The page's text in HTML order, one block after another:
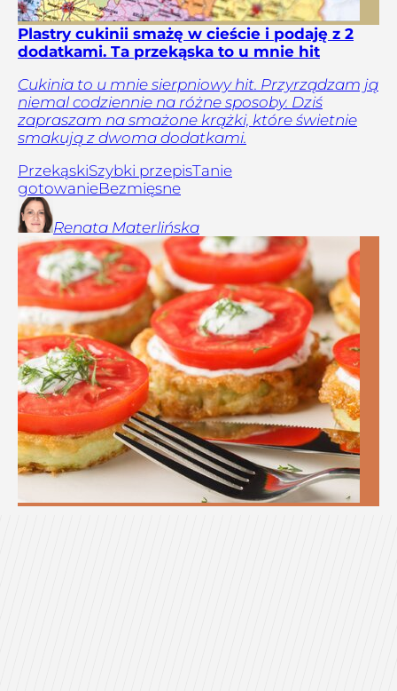
Plastry cukinii smażę w cieście i podaję z 2
dodatkami. Ta przekąska to u mnie hit
Cukinia to u mnie sierpniowy hit. Przyrządzam ją
niemal codziennie na różne sposoby. Dziś
zapraszam na smażone krążki, które świetnie
smakują z dwoma dodatkami.
PrzekąskiSzybki przepisTanie
gotowanieBezmięsne
Renata Materlińska